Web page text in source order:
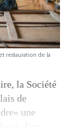
restauration de la
la Société
de
une